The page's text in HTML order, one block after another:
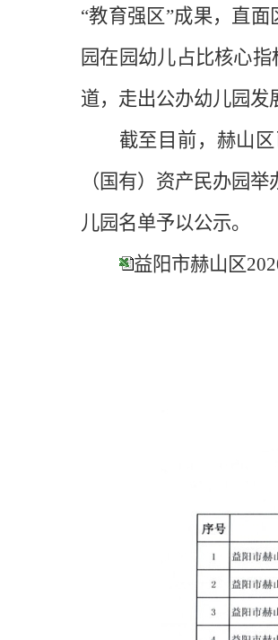
“教育强区”成果，直
园在园幼儿占比核心
道，走出公办幼儿园发
截至目前，赫山
（国有）资产民办园
儿园名单予以公示。
益阳市赫山区